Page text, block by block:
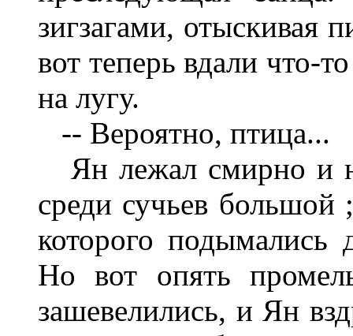
зигзагами, отыскивая
вот теперь вдали что-
на лугу.
-- Вероятно, птица...
Ян лежал смирно и
среди сучьев большой
которого подымались
Но вот опять
зашевелились, и Ян